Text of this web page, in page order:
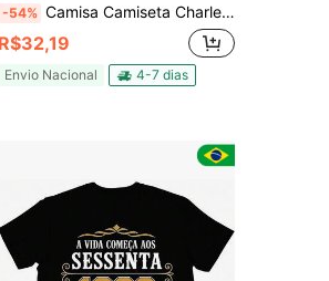
-54% Camisa Camiseta Charles Premium Exclusivo Rapper Y2k Algodão Unissex Streetwear Chorao Tendencia Novidade
R$32,19
Envio Nacional 4-7 dias